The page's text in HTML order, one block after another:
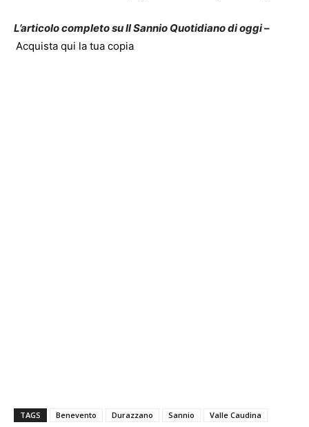
L’articolo completo su Il Sannio Quotidiano di oggi –
Acquista qui la tua copia
TAGS Benevento Durazzano Sannio Valle Caudina